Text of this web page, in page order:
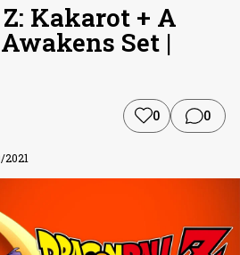
Kakarot + A
Set |
0 0